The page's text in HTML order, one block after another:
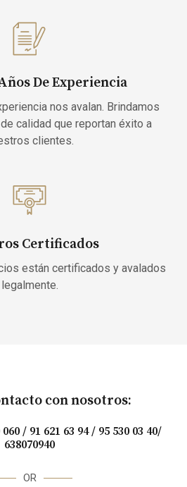
De Experiencia
nos avalan. Brindamos
calidad que reportan éxito a
clientes.
Certificados
están certificados y avalados
legalmente.
con nosotros:
/ 91 621 63 94 / 95 530 03 40/
638070940
OR